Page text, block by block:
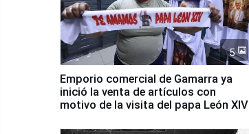
5
Emporio comercial de Gamarra ya
inició la venta de artículos con
motivo de la visita del papa León XIV